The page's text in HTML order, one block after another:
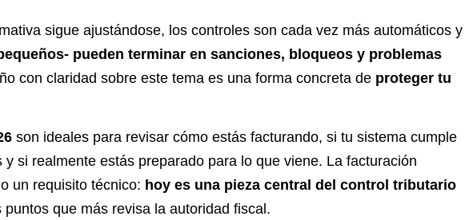
sigue ajustándose, los controles son cada vez más automáticos y
pueden terminar en sanciones, bloqueos y problemas
con claridad sobre este tema es una forma concreta de proteger tu
son ideales para revisar cómo estás facturando, si tu sistema cumple
si realmente estás preparado para lo que viene. La facturación
un requisito técnico: hoy es una pieza central del control tributario
puntos que más revisa la autoridad fiscal.